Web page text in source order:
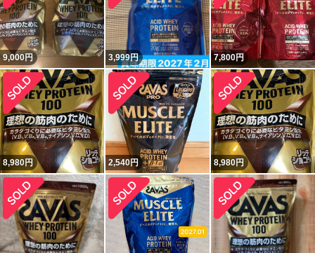
9,000円 3,999円 7,800円
8,980円 2,540円 8,980円